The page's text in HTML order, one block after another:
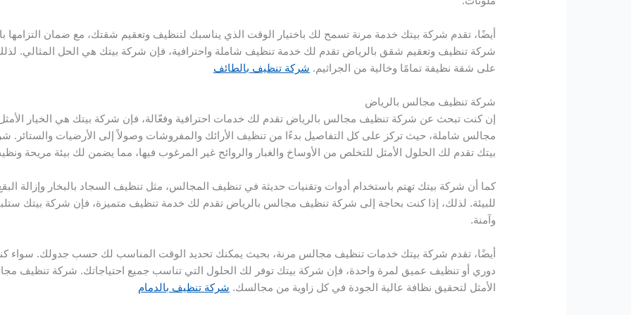
أيضًا، تقدم شركة بيتك خدمة مرنة تسمح لك باختيار الوقت الذي يناسبك لتنظيف وتعقيم شقتك، مع ضمان التزامها
شركة تنظيف وتعقيم شقق بالرياض تقدم لك خدمة تنظيف شاملة واحترافية، فإن شركة بيتك هي الحل المثالي.
على شقة نظيفة تمامًا وخالية من الجراثيم. شركة تنظيف بالطائف
شركة تنظيف مجالس بالرياض
إن كنت تبحث عن شركة تنظيف مجالس بالرياض تقدم لك خدمات احترافية وفعّالة، فإن شركة بيتك هي الخيار
مجالس شاملة، حيث تركز على كل التفاصيل بدءًا من تنظيف الأرائك والمفروشات وصولاً إلى الأرضيات
بيتك تقدم لك الحلول الأمثل للتخلص من الأوساخ والغبار والروائح غير المرغوب فيها، مما يضمن لك بيئة مريحة
كما أن شركة بيتك تهتم باستخدام أدوات وتقنيات حديثة في تنظيف المجالس، مثل تنظيف السجاد بالبخار وإزالة
للبيئة. لذلك، إذا كنت بحاجة إلى شركة تنظيف مجالس بالرياض تقدم لك خدمة تنظيف متميزة، فإن شركة بيتك
وآمنة.
أيضًا، تقدم شركة بيتك خدمات تنظيف مجالس مرنة، بحيث يمكنك تحديد الوقت المناسب لك حسب جدولك.
دوري أو تنظيف عميق لمرة واحدة، فإن شركة بيتك توفر لك الحلول التي تناسب جميع احتياجاتك. شركة تنظيف
الأمثل لتحقيق نظافة عالية الجودة في كل زاوية من مجالسك. شركة تنظيف بالدمام